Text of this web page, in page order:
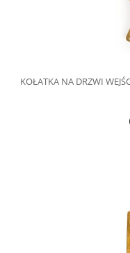
KOŁATKA NA DRZWI